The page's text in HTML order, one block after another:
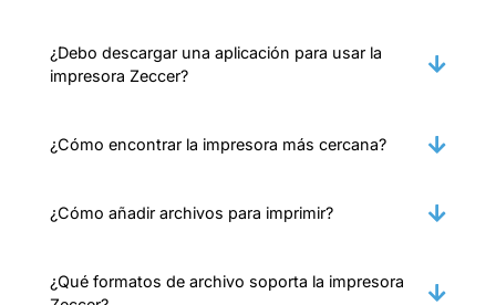
¿Debo descargar una aplicación para usar la
impresora Zeccer?
¿Cómo encontrar la impresora más cercana?
¿Cómo añadir archivos para imprimir?
¿Qué formatos de archivo soporta la impresora